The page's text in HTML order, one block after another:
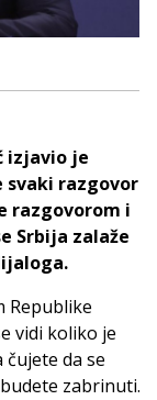
izjavio je
svaki razgovor
razgovorom i
Srbija zalaže
Republike
vidi koliko je
da se
zabrinuti.